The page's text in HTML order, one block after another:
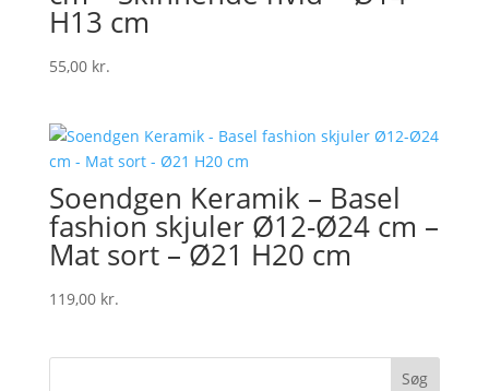
H13 cm
55,00 kr.
Soendgen Keramik – Basel
fashion skjuler Ø12-Ø24 cm –
Mat sort – Ø21 H20 cm
119,00 kr.
Søg